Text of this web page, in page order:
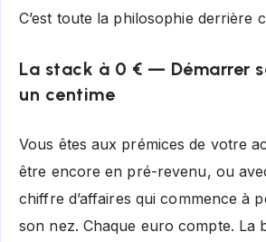
C’est toute la philosophie derrière
La stack à 0 € — Démarrer
un centime
Vous êtes aux prémices de votre
être encore en pré-revenu, ou
chiffre d’affaires qui commence à
son nez. Chaque euro compte. La